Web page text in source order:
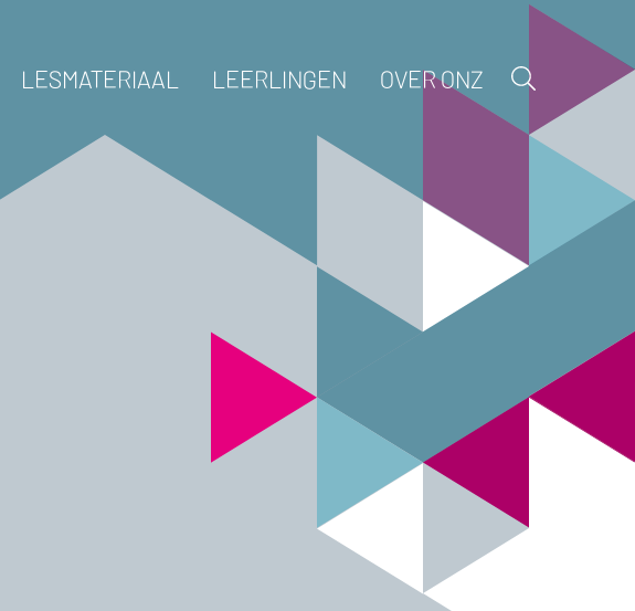
LESMATERIAAL LEERLINGEN OVER ONZ